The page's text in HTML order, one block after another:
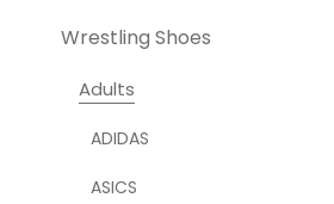
Wrestling Shoes
Adults
ADIDAS
ASICS